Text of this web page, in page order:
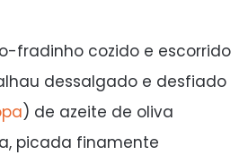
fradinho cozido e escorrido
dessalgado e desfiado
) de azeite de oliva
picada finamente